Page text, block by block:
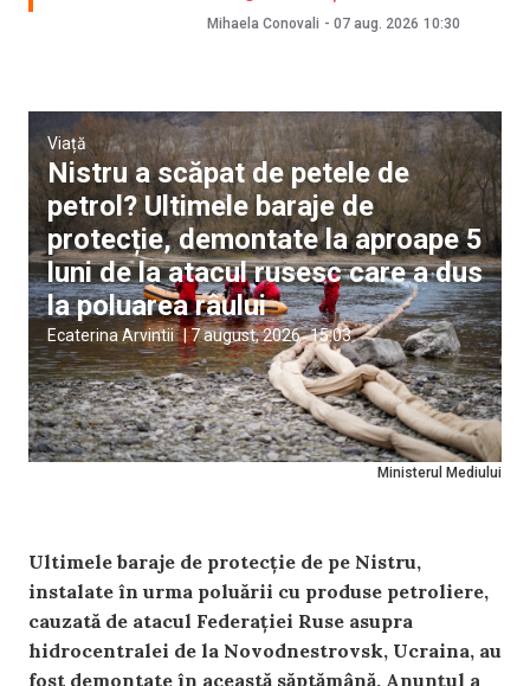
Mihaela Conovali - 07 aug. 2026 10:30
Ministerul Mediului
Viață
Nistru a scăpat de petele de
petrol? Ultimele baraje de
protecție, demontate la aproape 5
luni de la atacul rusesc care a dus
la poluarea râului
Ecaterina Arvintii |7 august, 2026 15:03
Ultimele baraje de protecție de pe Nistru,
instalate în urma poluării cu produse petroliere,
cauzată de atacul Federației Ruse asupra
hidrocentralei de la Novodnestrovsk, Ucraina, au
fost demontate în această săptămână. Anunțul a